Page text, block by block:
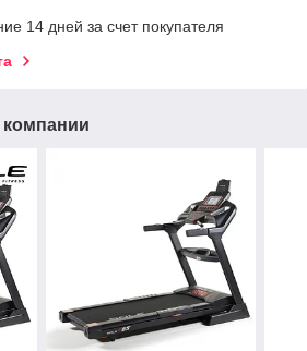
14 дней за счет покупателя